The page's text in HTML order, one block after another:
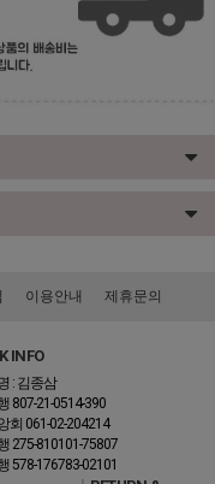
이용안내 제휴문의
INFO
: 김종삼
807-21-0514-390
회 061-02-204214
275-810101-75807
578-176783-02101